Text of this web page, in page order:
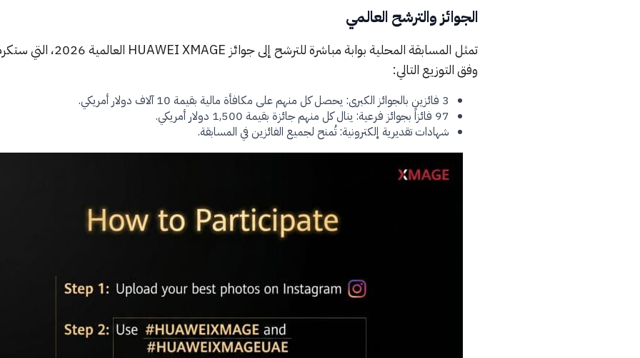
الجوائز والترشح العالمي
وفق التوزيع التالي:
3 فائزين بالجوائز الكبرى: يحصل كل منهم على مكافأة مالية بقيمة 10 آلاف دولار أمريكي.
97 فائزاً بجوائز فرعية: ينال كل منهم جائزة بقيمة 1,500 دولار أمريكي.
شهادات تقديرية إلكترونية: تُمنح لجميع الفائزين في المسابقة.